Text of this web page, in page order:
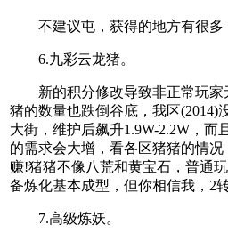
不建议屯，获得的地方有很多
6.九彩云龙猪。
新的积分修改导致非正常玩家
猪的数量也跌倒谷底，我区(2014)
大街，维护后飙升1.9W-2.2W，而
的需求会大增，看各区猪猪的情
赚!猪猪不像八荒和黄宝石，普通
备炼化基本成型，但你相信我，2
7.高级炼妖。